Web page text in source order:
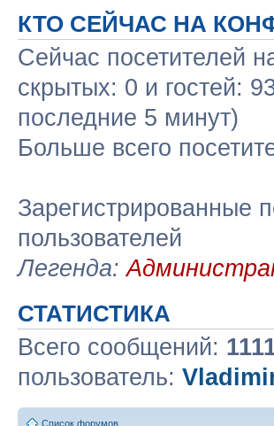
КТО СЕЙЧАС НА
Сейчас посетителей
скрытых: 0 и гостей:
последние 5 минут)
Больше всего
Зарегистрированные
пользователей
Легенда:
СТАТИСТИКА
Всего сообщений:
пользователь:
Список форумов